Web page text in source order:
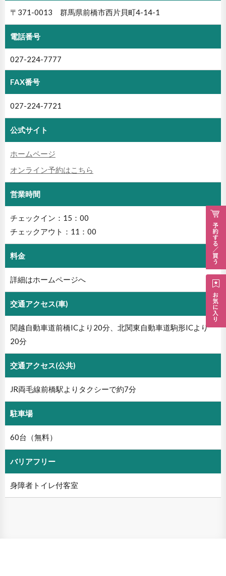
〒371-0013 群馬県前橋市西片貝町4-14-1
電話番号
027-224-7777
FAX番号
027-224-7721
公式サイト
ホームページ
オンライン予約はこちら
営業時間
チェックイン：15：00
チェックアウト：11：00
料金
詳細はホームページへ
交通アクセス(車)
関越自動車道前橋ICより20分、北関東自動車道駒形ICより
20分
交通アクセス(公共)
JR両毛線前橋駅よりタクシーで約7分
駐車場
60台（無料）
バリアフリー
身障者トイレ付客室